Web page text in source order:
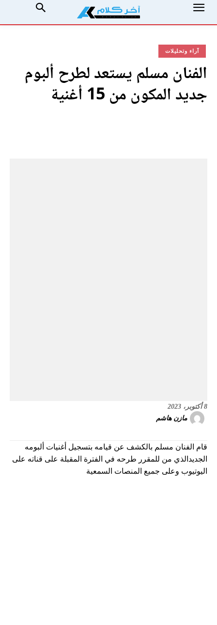
آراء وتحليلات
الفنان مسلم يستعد لطرح ألبوم
جديد المكون من 15 أغنية
8 أكتوبر، 2023
مازن هاشم
قام الفنان مسلم بالكشف عن قيامه بتسجيل أغنيات ألبومه
الجديدالذي من للمقرر طرحه في الفترة المقبلة على قناته على
اليوتيوب وعلى جميع المنصات السمعية